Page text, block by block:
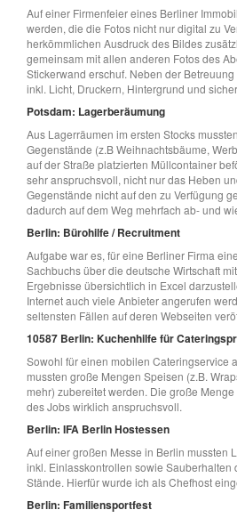
Auf einer Firmenfeier eines Berliner
werden, die die Fotos nicht nur digital zu
herkömmlichen Ausdruck des Bildes
gemeinsam mit allen anderen Fotos des
Stickerwand erschuf. Neben der
inkl. Licht, Druckern, Hintergrund und
Potsdam: Lagerberäumung
Aus Lagerräumen im ersten Stocks
Gegenstände (z.B Weihnachtsbäume,
auf der Straße platzierten Müllcontainer
sehr anspruchsvoll, nicht nur das Heben
Gegenstände nicht auf den zu Verfügung
dadurch auf dem Weg mehrfach ab- und
Berlin: Bürohilfe / Recruitment
Aufgabe war es, für eine Berliner Firma
Sachbuchs über die deutsche Wirtschaft
Ergebnisse übersichtlich in Excel
Internet auch viele Anbieter angerufen
seltensten Fällen auf deren Webseiten
10587 Berlin: Kuchenhilfe für
Sowohl für einen mobilen Cateringservice
mussten große Mengen Speisen (z.B.
mehr) zubereitet werden. Die große
des Jobs wirklich anspruchsvoll.
Berlin: IFA Berlin Hostessen
Auf einer großen Messe in Berlin mussten
inkl. Einlasskontrollen sowie
Stände. Hierfür wurde ich als Chefhost
Berlin: Familiensportfest